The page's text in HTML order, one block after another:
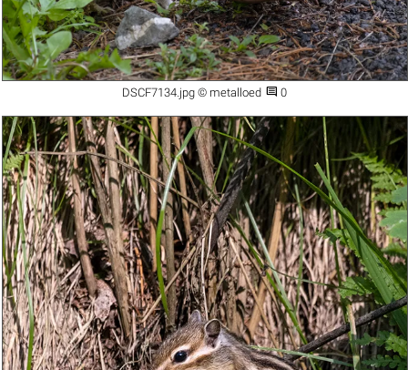
DSCF7134.jpg © metalloed  0